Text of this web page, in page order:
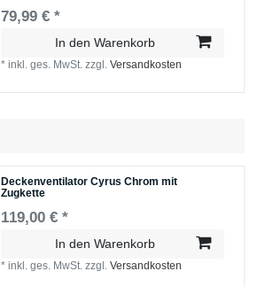
79,99 € *
In den Warenkorb
*inkl. ges. MwSt. zzgl.Versandkosten
Deckenventilator Cyrus Chrom mit
Zugkette
119,00 € *
In den Warenkorb
*inkl. ges. MwSt. zzgl.Versandkosten